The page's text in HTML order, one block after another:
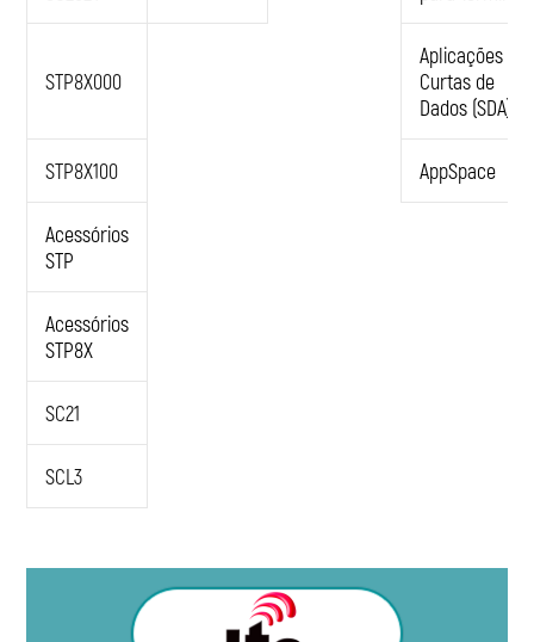
STP8X000
Aplicações
Curtas de
Dados (SDA)
STP8X100 AppSpace
Acessórios
STP
Acessórios
STP8X
SC21
SCL3